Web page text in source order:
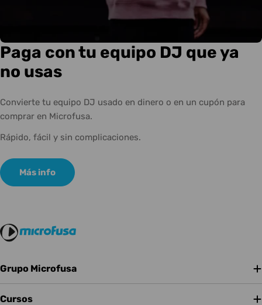
Paga con tu equipo DJ que ya
no usas
Convierte tu equipo DJ usado en dinero o en un cupón para
comprar en Microfusa.
Rápido, fácil y sin complicaciones.
Más info
Grupo Microfusa
Cursos